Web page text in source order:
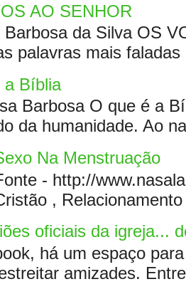
AO SENHOR
Barbosa da Silva OS
palavras mais
a Bíblia
Barbosa O que é a
da humanidade. Ao
Na Menstruação
- http://
,
oficiais da igreja...
há um espaço
amizades.